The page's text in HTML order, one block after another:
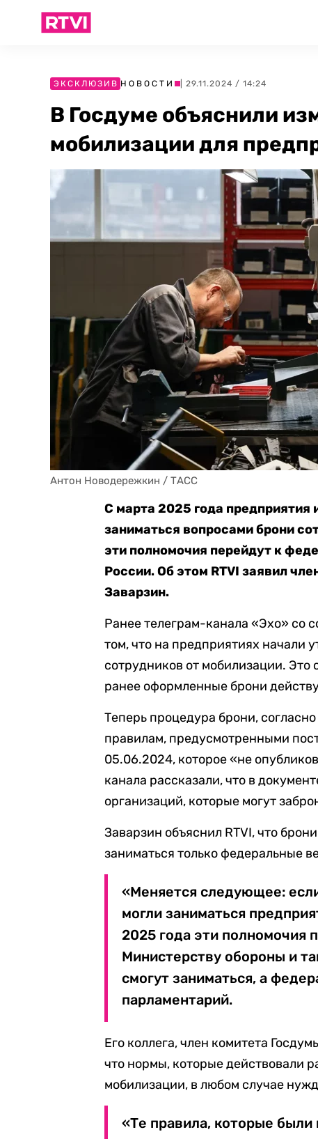
ЭКСКЛЮЗИВ НОВОСТИ | 29.11.2024 / 14:24
В Госдуме объяснили
мобилизации для
Антон Новодережкин / ТАСС
С марта 2025 года предприятия
заниматься вопросами брони
эти полномочия перейдут к
России. Об этом RTVI заявил
Заварзин.
Ранее телеграм-канала «Эхо» со
том, что на предприятиях начали
сотрудников от мобилизации. Это
ранее оформленные брони
Теперь процедура брони,
правилам, предусмотренными
05.06.2024, которое «не
канала рассказали, что в
организаций, которые могут
Заварзин объяснил RTVI, что
заниматься только федеральные
«Меняется следующее:
могли заниматься
2025 года эти полномочия
Министерству обороны и
смогут заниматься, а
парламентарий.
Его коллега, член комитета
что нормы, которые действовали
мобилизации, в любом случае
«Те правила, которые